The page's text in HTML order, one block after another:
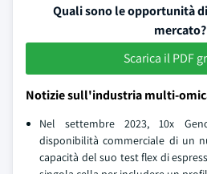
Quali sono le opportunità
mercato?
Scarica il PDF
Notizie sull'industria multi-
Nel settembre 2023, 10x
disponibilità commerciale di un
capacità del suo test flex di